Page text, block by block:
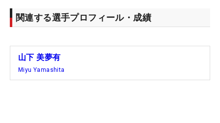
関連する選手プロフィール・成績
山下 美夢有
Miyu Yamashita